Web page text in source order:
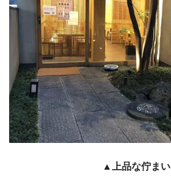
▲上品な佇まい